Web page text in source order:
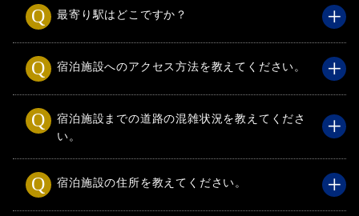
最寄り駅はどこですか？
宿泊施設へのアクセス方法を教えてください。
宿泊施設までの道路の混雑状況を教えてくださ
い。
宿泊施設の住所を教えてください。